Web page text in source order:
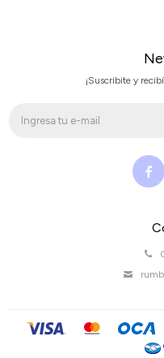
¡Suscribite y
